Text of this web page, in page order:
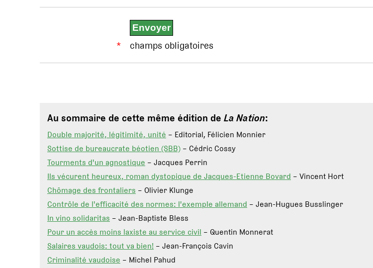
* champs obligatoires
Au sommaire de cette même édition de La Nation:
Double majorité, légitimité, unité – Editorial, Félicien Monnier
Sottise de bureaucrate béotien (SBB) – Cédric Cossy
Tourments d'un agnostique – Jacques Perrin
Ils vécurent heureux, roman dystopique de Jacques-Etienne Bovard – Vincent Hort
Chômage des frontaliers – Olivier Klunge
Contrôle de l'efficacité des normes: l'exemple allemand – Jean-Hugues Busslinger
In vino solidaritas – Jean-Baptiste Bless
Pour un accès moins laxiste au service civil – Quentin Monnerat
Salaires vaudois: tout va bien! – Jean-François Cavin
Criminalité vaudoise – Michel Pahud